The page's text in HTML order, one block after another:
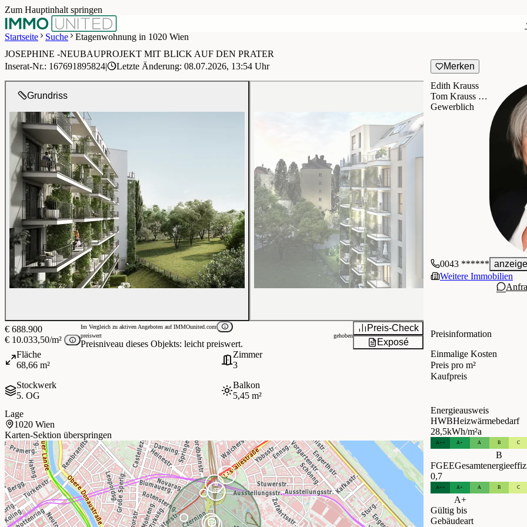
Zum Hauptinhalt springen
Startseite Suche Etagenwohnung in 1020 Wien
1 / 12
Grundriss
JOSEPHINE -NEUBAUPROJEKT MIT BLICK AUF DEN PRATER
Inserat-Nr.: 167691895824| Letzte Änderung: 08.07.2026, 13:54 Uhr Merken
€ 688.900
€ 10.033,50/m²
Im Vergleich zu aktiven Angeboten auf IMMOunited.com
preiswert
gehoben
Preisniveau dieses Objekts: leicht preiswert.
Preis-Check
Exposé
Fläche
68,66 m²
Zimmer
3
Stockwerk
5. OG
Balkon
5,45 m²
Lage
1020 Wien
Karten-Sektion überspringen
Energieausweis
HWBHeizwärmebedarf
28,5kWh/m²a
A++ A+ A B C
B
FGEE
0,7
A++ A+ A B C
A+
Gültig bis
Gebäudeart
Preisinformation
Einmalige Kosten
Preis pro m²
Kaufpreis
Edith Krauss
Tom Krauss Immo GmbH
Gewerblich
0043 ******
Weitere Immobilien